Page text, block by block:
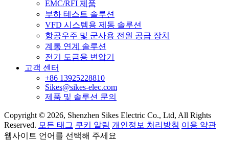
EMC/RFI 제품
부하 테스트 솔루션
VFD 시스템용 제동 솔루션
항공우주 및 군사용 전원 공급 장치
계통 연계 솔루션
전기 도금용 변압기
고객 센터
+86 13925228810
Sikes@sikes-elec.com
제품 및 솔루션 문의
Copyright © 2026, Shenzhen Sikes Electric Co., Ltd, All Rights
Reserved. 모든 태그 쿠키 알림 개인정보 처리방침 이용 약관
웹사이트 언어를 선택해 주세요